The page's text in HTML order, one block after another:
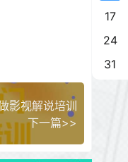
影视解说培训
下一篇>>
17
24
31